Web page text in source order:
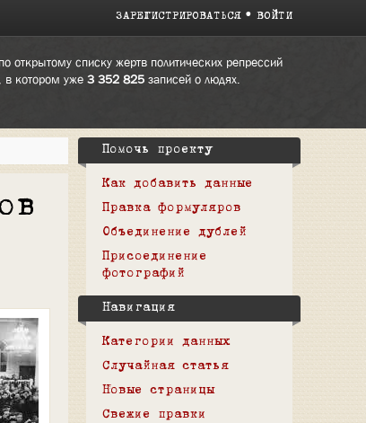
ЗАРЕГИСТРИРОВАТЬСЯ ВОЙТИ
открытому списку жертв политических репрессий
в котором уже 3 352 825записей о людях.
Помочь проекту
Как добавить данные
Правка формуляров
Объединение дублей
Присоединение
фотографий
Навигация
Категории данных
Случайная статья
Новые страницы
Свежие правки